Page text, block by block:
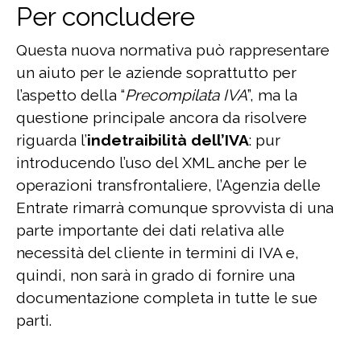
Per concludere
Questa nuova normativa può rappresentare
un aiuto per le aziende soprattutto per
l’aspetto della “Precompilata IVA”, ma la
questione principale ancora da risolvere
riguarda l’indetraibilità dell’IVA: pur
introducendo l’uso del XML anche per le
operazioni transfrontaliere, l’Agenzia delle
Entrate rimarrà comunque sprovvista di una
parte importante dei dati relativa alle
necessità del cliente in termini di IVA e,
quindi, non sarà in grado di fornire una
documentazione completa in tutte le sue
parti.